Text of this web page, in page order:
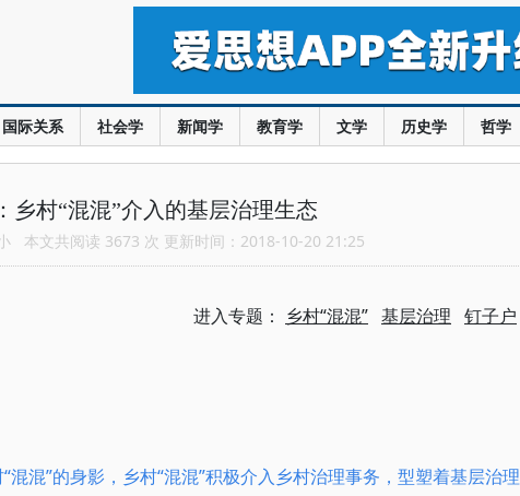
国际关系 社会学 新闻学 教育学 文学 历史学 哲学
乡村“混混”介入的基层治理生态
本文共阅读 3673 次 更新时间：2018-10-20 21:25
进入专题： 乡村“混混” 基层治理 钉子户
混”的身影，乡村“混混”积极介入乡村治理事务，型塑着基层治理